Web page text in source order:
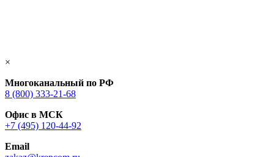
×
Многоканальный по РФ
8 (800) 333‑21-68
Офис в МСК
+7 (495) 120-44-92
Email